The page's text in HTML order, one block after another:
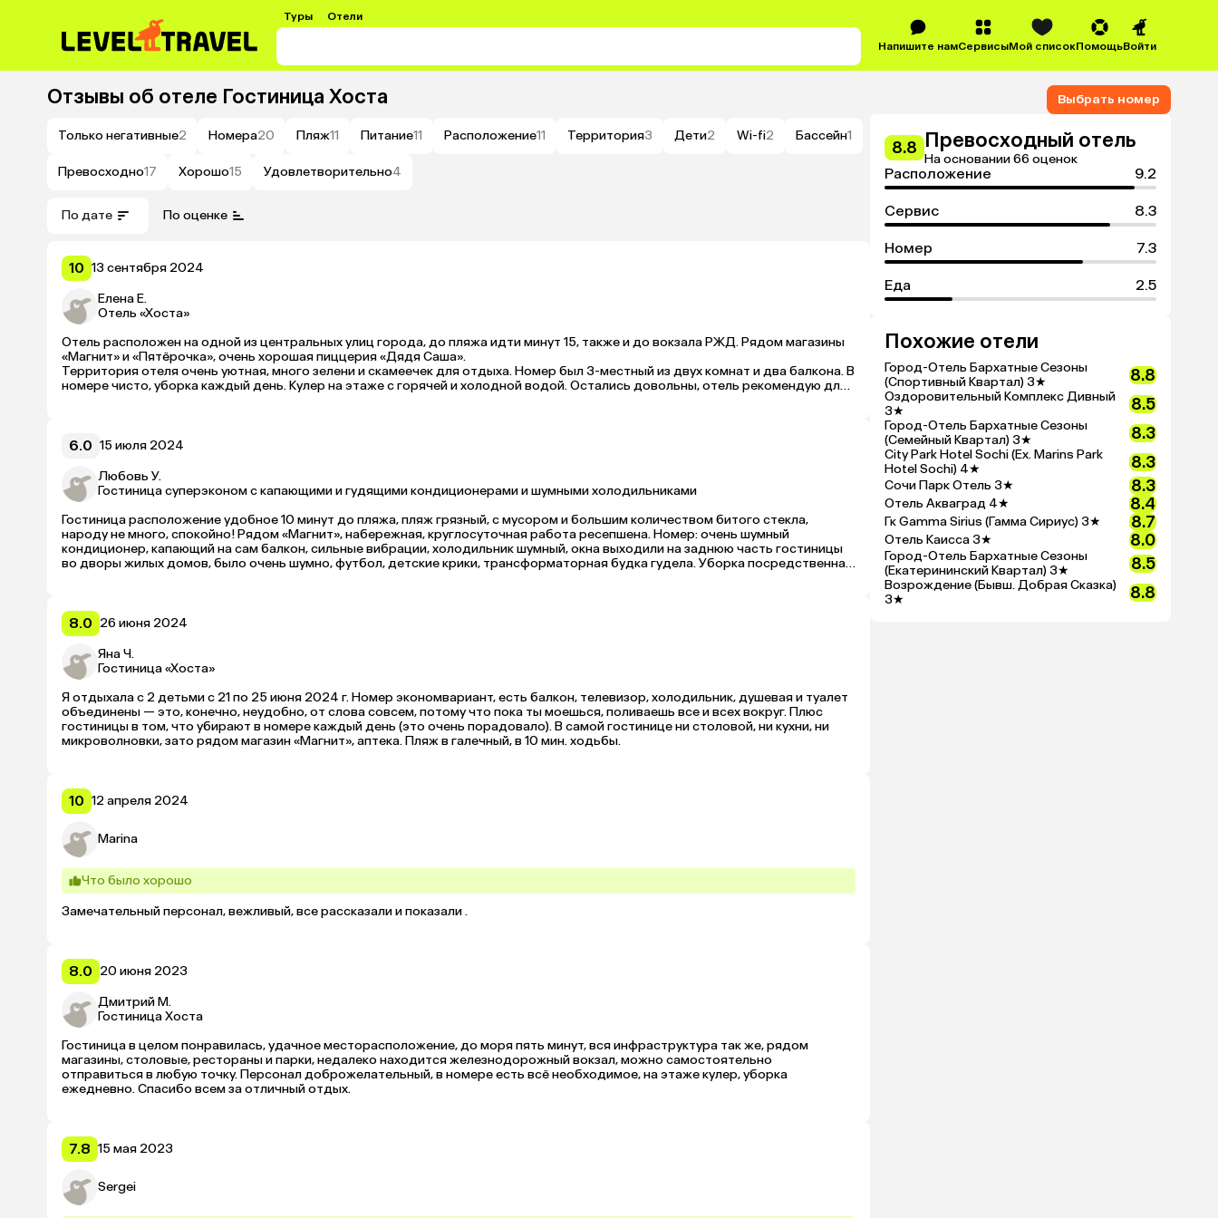
Туры Отели
Напишите намСервисыМой списокПомощьВойти
Отзывы об отеле Гостиница Хоста
Только негативные2 Номера20 Пляж11 Питание11 Расположение11 Территория3 Дети2 Wi-fi2 Бассейн1
Превосходно17 Хорошо15 Удовлетворительно4
По дате По оценке
10 13 сентября 2024
Елена Е.
Отель «Хоста»
Отель расположен на одной из центральных улиц города, до пляжа идти минут 15, также и до вокзала РЖД. Рядом магазины
«Магнит» и «Пятёрочка», очень хорошая пиццерия «Дядя Саша».
Территория отеля очень уютная, много зелени и скамеечек для отдыха. Номер был 3-местный из двух комнат и два балкона. В
номере чисто, уборка каждый день. Кулер на этаже с горячей и холодной водой. Остались довольны, отель рекомендую для
6.0 15 июля 2024
Любовь У.
Гостиница суперэконом с капающими и гудящими кондиционерами и шумными холодильниками
Гостиница расположение удобное 10 минут до пляжа, пляж грязный, с мусором и большим количеством битого стекла,
народу не много, спокойно! Рядом «Магнит», набережная, круглосуточная работа ресепшена. Номер: очень шумный
кондиционер, капающий на сам балкон, сильные вибрации, холодильник шумный, окна выходили на заднюю часть гостиницы
во дворы жилых домов, было очень шумно, футбол, детские крики, трансформаторная будка гудела. Уборка посредственная:
8.0 26 июня 2024
Яна Ч.
Гостиница «Хоста»
Я отдыхала с 2 детьми с 21 по 25 июня 2024 г. Номер экономвариант, есть балкон, телевизор, холодильник, душевая и туалет
объединены — это, конечно, неудобно, от слова совсем, потому что пока ты моешься, поливаешь все и всех вокруг. Плюс
гостиницы в том, что убирают в номере каждый день (это очень порадовало). В самой гостинице ни столовой, ни кухни, ни
микроволновки, зато рядом магазин «Магнит», аптека. Пляж в галечный, в 10 мин. ходьбы.
10 12 апреля 2024
Marina
Что было хорошо
Замечательный персонал, вежливый, все рассказали и показали .
8.0 20 июня 2023
Дмитрий М.
Гостиница Хоста
Гостиница в целом понравилась, удачное месторасположение, до моря пять минут, вся инфраструктура так же, рядом
магазины, столовые, рестораны и парки, недалеко находится железнодорожный вокзал, можно самостоятельно
отправиться в любую точку. Персонал доброжелательный, в номере есть всё необходимое, на этаже кулер, уборка
7.8 15 мая 2023
Sergei
Выбрать номер
8.8 Превосходный отель
На основании 66 оценок
Расположение 9.2
Сервис 8.3
Номер 7.3
Еда 2.5
Похожие отели
Город-Отель Бархатные Сезоны
(Спортивный Квартал) 3★ 8.8
Оздоровительный Комплекс Дивный
3★
8.5
Город-Отель Бархатные Сезоны
(Семейный Квартал) 3★ 8.3
City Park Hotel Sochi (Ex. Marins Park
Hotel Sochi) 4★ 8.3
Сочи Парк Отель 3★ 8.3
Отель Акваград 4★ 8.4
Гк Gamma Sirius (Гамма Сириус) 3★ 8.7
Отель Каисса 3★ 8.0
Город-Отель Бархатные Сезоны
(Екатерининский Квартал) 3★ 8.5
Возрождение (Бывш. Добрая Сказка)
3★
8.8